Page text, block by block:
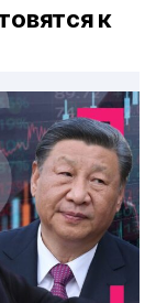
к